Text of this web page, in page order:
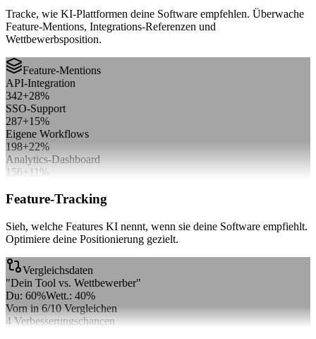
Tracke, wie KI-Plattformen deine Software empfehlen. Überwache
Feature-Mentions, Integrations-Referenzen und
Wettbewerbsposition.
Feature-Mentions
API-Integration
342+28%
SSO-Support
287+15%
Eigene Workflows
198+22%
Analytics-Dashboard
156+11%
Feature-Tracking
Sieh, welche Features KI nennt, wenn sie deine Software empfiehlt.
Optimiere deine Positionierung gezielt.
Vergleichsdaten
"Dein Tool vs. Wettbewerber"
Du: 60%Wett.: 40%
Vorn in 6/10 Vergleichen
4 Verbesserungschancen